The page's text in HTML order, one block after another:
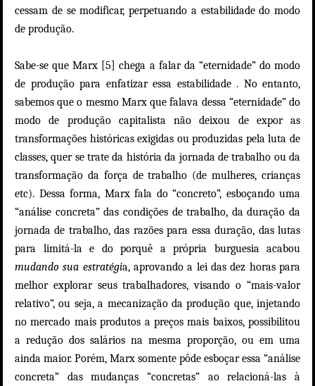
cessam de se modificar, perpetuando a estabilidade do modo
de produção.
Sabe-se que Marx [5] chega a falar da “eternidade” do modo
de produção para enfatizar essa estabilidade . No entanto,
sabemos que o mesmo Marx que falava dessa “eternidade” do
modo de produção capitalista não deixou de expor as
transformações históricas exigidas ou produzidas pela luta de
classes, quer se trate da história da jornada de trabalho ou da
transformação da força de trabalho (de mulheres, crianças
etc). Dessa forma, Marx fala do “concreto”, esboçando uma
“análise concreta” das condições de trabalho, da duração da
jornada de trabalho, das razões para essa duração, das lutas
para limitá-la e do porquê a própria burguesia acabou
mudando sua estratégia, aprovando a lei das dez horas para
melhor explorar seus trabalhadores, visando o “mais-valor
relativo”, ou seja, a mecanização da produção que, injetando
no mercado mais produtos a preços mais baixos, possibilitou
a redução dos salários na mesma proporção, ou em uma
ainda maior. Porém, Marx somente pôde esboçar essa “análise
concreta” das mudanças “concretas” ao relacioná-las à